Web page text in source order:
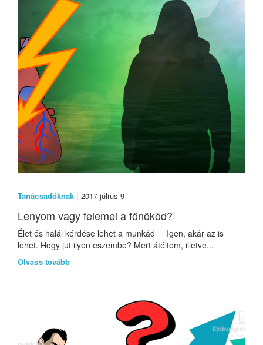
Tanácsadóknak | 2017 július 9
Lenyom vagy felemel a főnököd?
Élet és halál kérdése lehet a munkád Igen, akár az is
lehet. Hogy jut ilyen eszembe? Mert átéltem, illetve...
Olvass tovább